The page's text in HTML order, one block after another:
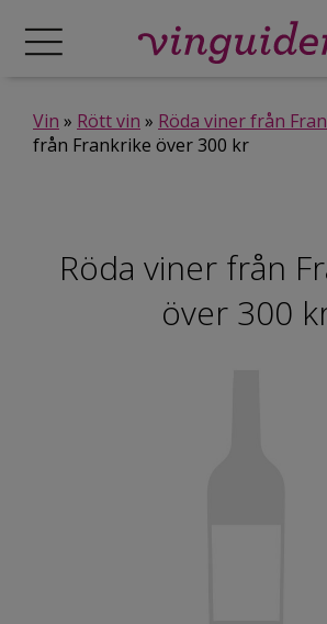
Vin » Rött vin » Röda viner från
från Frankrike över 300 kr
Röda viner från
över 300